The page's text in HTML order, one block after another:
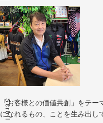
Scroll
「お客様との価値共創」をテ
になれるもの、ことを生み出し